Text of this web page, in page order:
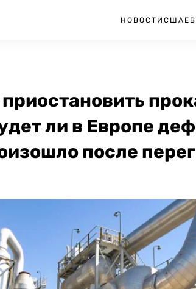
НОВОСТИ США
ли в Европе
после